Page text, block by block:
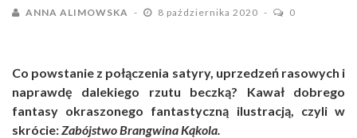
ANNA ALIMOWSKA 8 października 2020 0
Co powstanie z połączenia satyry, uprzedzeń rasowych i
naprawdę dalekiego rzutu beczką? Kawał dobrego
fantasy okraszonego fantastyczną ilustracją, czyli w
skrócie:Zabójstwo Brangwina Kąkola.